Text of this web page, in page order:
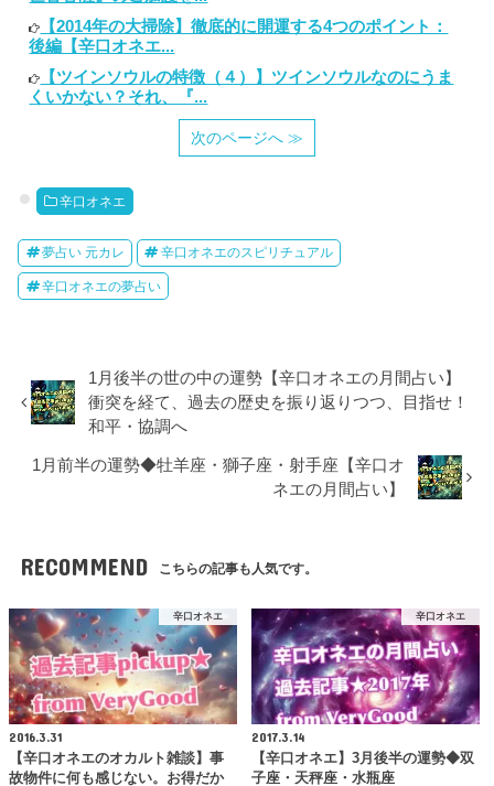
【2014年の大掃除】徹底的に開運する4つのポイント：
後編【辛口オネエ...
【ツインソウルの特徴（４）】ツインソウルなのにうま
くいかない？それ、『...
次のページへ ≫
辛口オネエ
夢占い 元カレ 辛口オネエのスピリチュアル
辛口オネエの夢占い
1月後半の世の中の運勢【辛口オネエの月間占い】
衝突を経て、過去の歴史を振り返りつつ、目指せ！
和平・協調へ
1月前半の運勢◆牡羊座・獅子座・射手座【辛口オ
ネエの月間占い】
RECOMMEND こちらの記事も人気です。
辛口オネエ
2016.3.31
【辛口オネエのオカルト雑談】事
故物件に何も感じない。お得だか
辛口オネエ
2017.3.14
【辛口オネエ】3月後半の運勢◆双
子座・天秤座・水瓶座